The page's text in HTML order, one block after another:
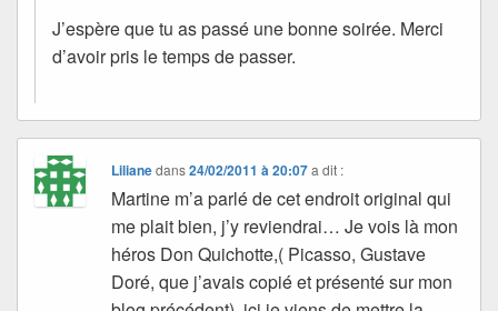
J’espère que tu as passé une bonne soirée. Merci
d’avoir pris le temps de passer.
Lilianedans24/02/2011 à 20:07 a dit :
Martine m’a parlé de cet endroit original qui
me plait bien, j’y reviendrai… Je vois là mon
héros Don Quichotte,( Picasso, Gustave
Doré, que j’avais copié et présenté sur mon